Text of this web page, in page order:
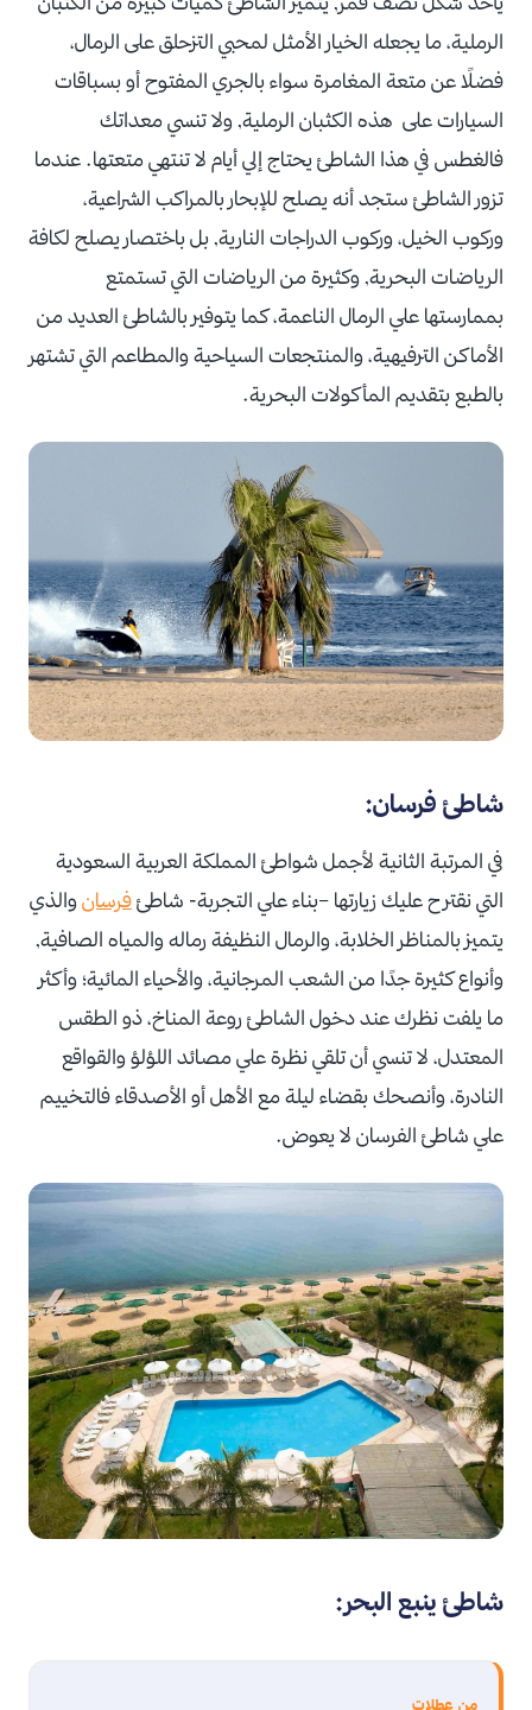
الرملية، ما يجعله الخيار الأمثل لمحبي التزحلق على الرمال،
فضلًا عن متعة المغامرة سواء بالجري المفتوح أو بسباقات
السيارات على هذه الكثبان الرملية, ولا تنسي معداتك
فالغطس في هذا الشاطئ يحتاج إلي أيام لا تنتهي متعتها. عندما
تزور الشاطئ ستجد أنه يصلح للإبحار بالمراكب الشراعية،
وركوب الخيل، وركوب الدراجات النارية, بل باختصار يصلح لكافة
الرياضات البحرية, وكثيرة من الرياضات التي تستمتع
بممارستها علي الرمال الناعمة، كما يتوفير بالشاطئ العديد من
الأماكن الترفيهية، والمنتجعات السياحية والمطاعم التي تشتهر
بالطبع بتقديم المأكولات البحرية.
شاطئ فرسان:
في المرتبة الثانية لأجمل شواطئ المملكة العربية السعودية
التي نقترح عليك زيارتها –بناء علي التجربة- شاطئفرسانوالذي
يتميز بالمناظر الخلابة، والرمال النظيفة رماله والمياه الصافية,
وأنواع كثيرة جدًا من الشعب المرجانية، والأحياء المائية؛ وأكثر
ما يلفت نظرك عند دخول الشاطئ روعة المناخ، ذو الطقس
المعتدل، لا تنسي أن تلقي نظرة علي مصائد اللؤلؤ والقواقع
النادرة، وأنصحك بقضاء ليلة مع الأهل أو الأصدقاء فالتخييم
علي شاطئ الفرسان لا يعوض.
شاطئ ينبع البحر:
من عطلات